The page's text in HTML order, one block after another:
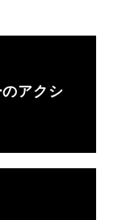
アクシ